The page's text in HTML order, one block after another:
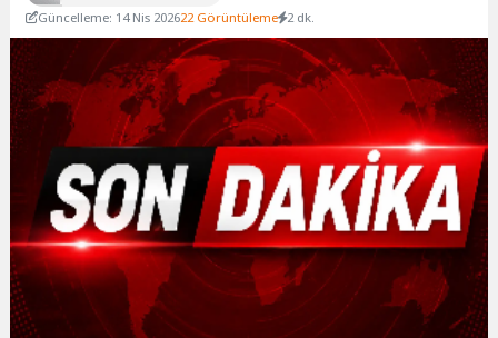
Güncelleme: 14 Nis 202622 Görüntüleme 2 dk.